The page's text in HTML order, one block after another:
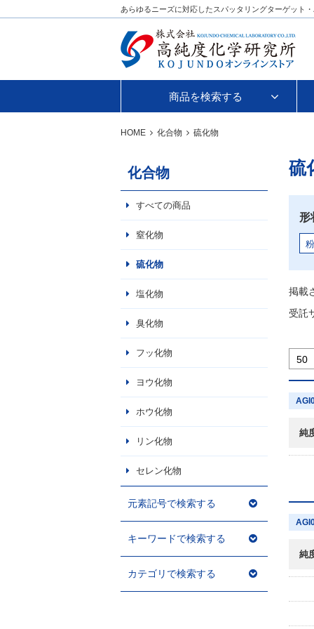
あらゆるニーズに対応したスパッタリングターゲット
商品を検索する
HOME 化合物 硫化物
化合物
すべての商品
窒化物
硫化物
塩化物
臭化物
フッ化物
ヨウ化物
ホウ化物
リン化物
セレン化物
元素記号で検索する
キーワードで検索する
カテゴリで検索する
硫
形
掲載
受託
純
純